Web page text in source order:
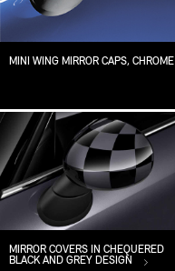
MINI WING MIRROR CAPS, CHROME
MIRROR COVERS IN CHEQUERED
BLACK AND GREY DESIGN